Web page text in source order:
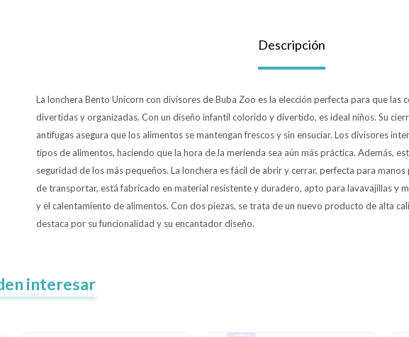
Descripción
La lonchera Bento Unicorn con divisores de Buba Zoo es la elección perfecta para que las
divertidas y organizadas. Con un diseño infantil colorido y divertido, es ideal niños. Su
antifugas asegura que los alimentos se mantengan frescos y sin ensuciar. Los divisores
tipos de alimentos, haciendo que la hora de la merienda sea aún más práctica. Además,
seguridad de los más pequeños. La lonchera es fácil de abrir y cerrar, perfecta para
de transportar, está fabricado en material resistente y duradero, apto para lavavajillas y
y el calentamiento de alimentos. Con dos piezas, se trata de un nuevo producto de alta
destaca por su funcionalidad y su encantador diseño.
interesar